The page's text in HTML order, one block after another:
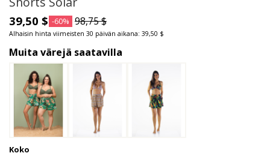
39,50 $ -60% 98,75 $
Alhaisin hinta viimeisten 30 päivän aikana: 39,50 $
Muita värejä saatavilla
Koko